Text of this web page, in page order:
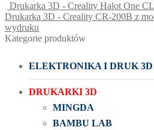
Drukarka 3D - Creality Halot One
Drukarka 3D - Creality CR-200B z
wydruku
Kategorie produktów
ELEKTRONIKA I DRUK
DRUKARKI 3D
MINGDA
BAMBU LAB